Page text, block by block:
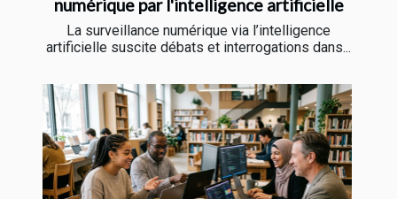
numérique par l'intelligence artificielle
La surveillance numérique via l’intelligence
artificielle suscite débats et interrogations dans...